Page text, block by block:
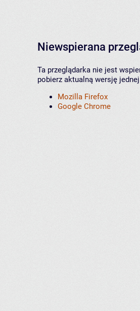
Niewspierana
Ta przeglądarka nie jest
pobierz aktualną wersję
Mozilla Firefox
Google Chrome